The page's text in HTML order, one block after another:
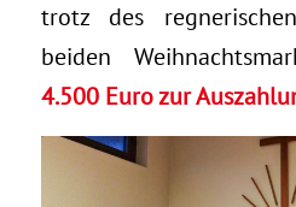
trotz des
beiden
4.500 Euro zur